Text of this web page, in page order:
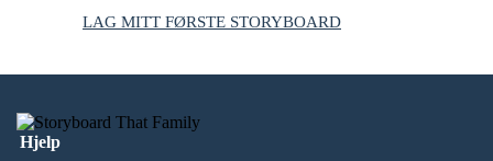
LAG MITT FØRSTE STORYBOARD
Hjelp